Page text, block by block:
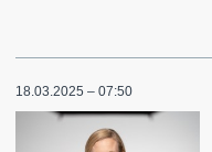
18.03.2025 – 07:50